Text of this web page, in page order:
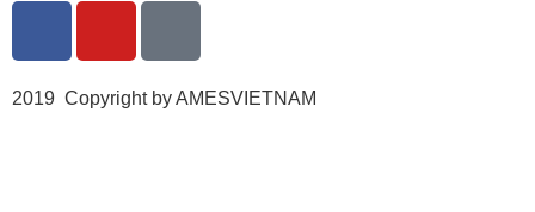
2019 Copyright by AMESVIETNAM